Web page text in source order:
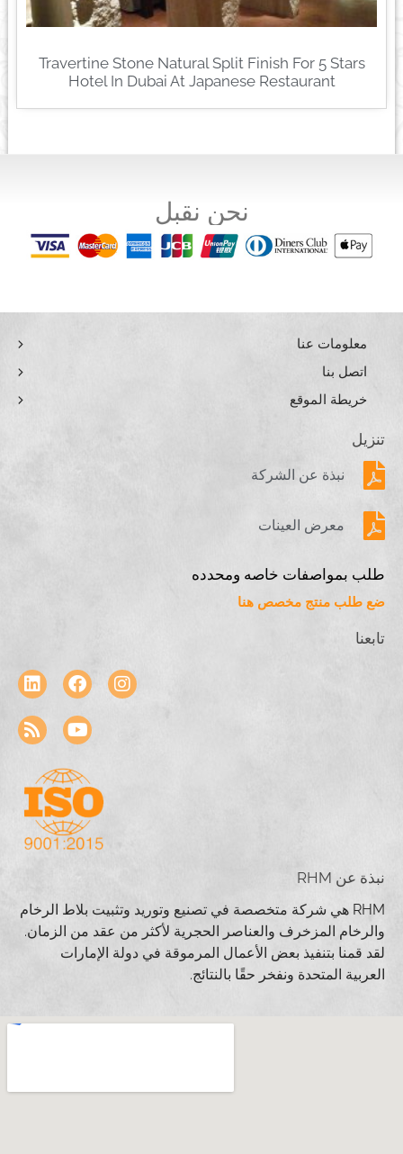
Travertine Stone Natural Split Finish For 5 Stars
Hotel In Dubai At Japanese Restaurant
نحن نقبل
معلومات عنا
اتصل بنا
خريطة الموقع
تنزيل
نبذة عن الشركة
معرض العينات
طلب بمواصفات خاصه ومحدده
ضع طلب منتج مخصص هنا
تابعنا
نبذة عن RHM
RHM هي شركة متخصصة في تصنيع وتوريد وتثبيت بلاط الرخام
والرخام المزخرف والعناصر الحجرية لأكثر من عقد من الزمان.
لقد قمنا بتنفيذ بعض الأعمال المرموقة في دولة الإمارات
العربية المتحدة ونفخر حقًا بالنتائج.